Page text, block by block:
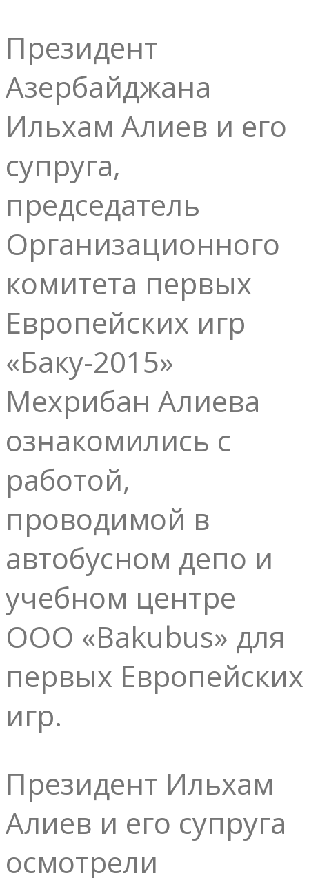
Президент
Азербайджана
Ильхам Алиев и его
супруга,
председатель
Организационного
комитета первых
Европейских игр
«Баку-2015»
Мехрибан Алиева
ознакомились с
работой,
проводимой в
автобусном депо и
учебном центре
ООО «Bakubus» для
первых Европейских
игр.
Президент Ильхам
Алиев и его супруга
осмотрели